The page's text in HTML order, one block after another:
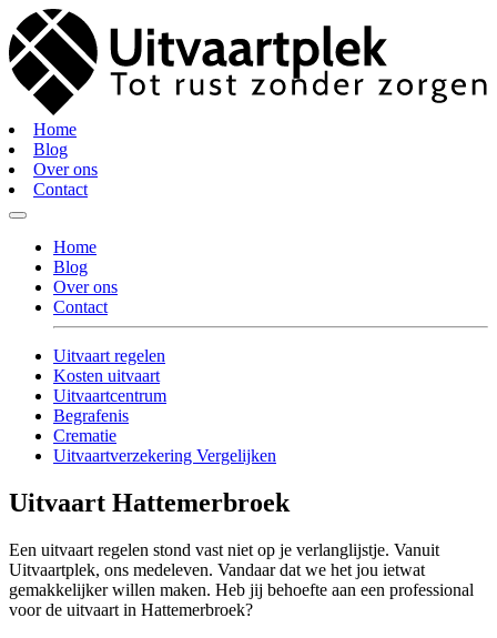
Home
Blog
Over ons
Contact
Home
Blog
Over ons
Contact
Uitvaart regelen
Kosten uitvaart
Uitvaartcentrum
Begrafenis
Crematie
Uitvaartverzekering Vergelijken
Uitvaart Hattemerbroek
Een uitvaart regelen stond vast niet op je verlanglijstje. Vanuit
Uitvaartplek, ons medeleven. Vandaar dat we het jou ietwat
gemakkelijker willen maken. Heb jij behoefte aan een professional
voor de uitvaart in Hattemerbroek?